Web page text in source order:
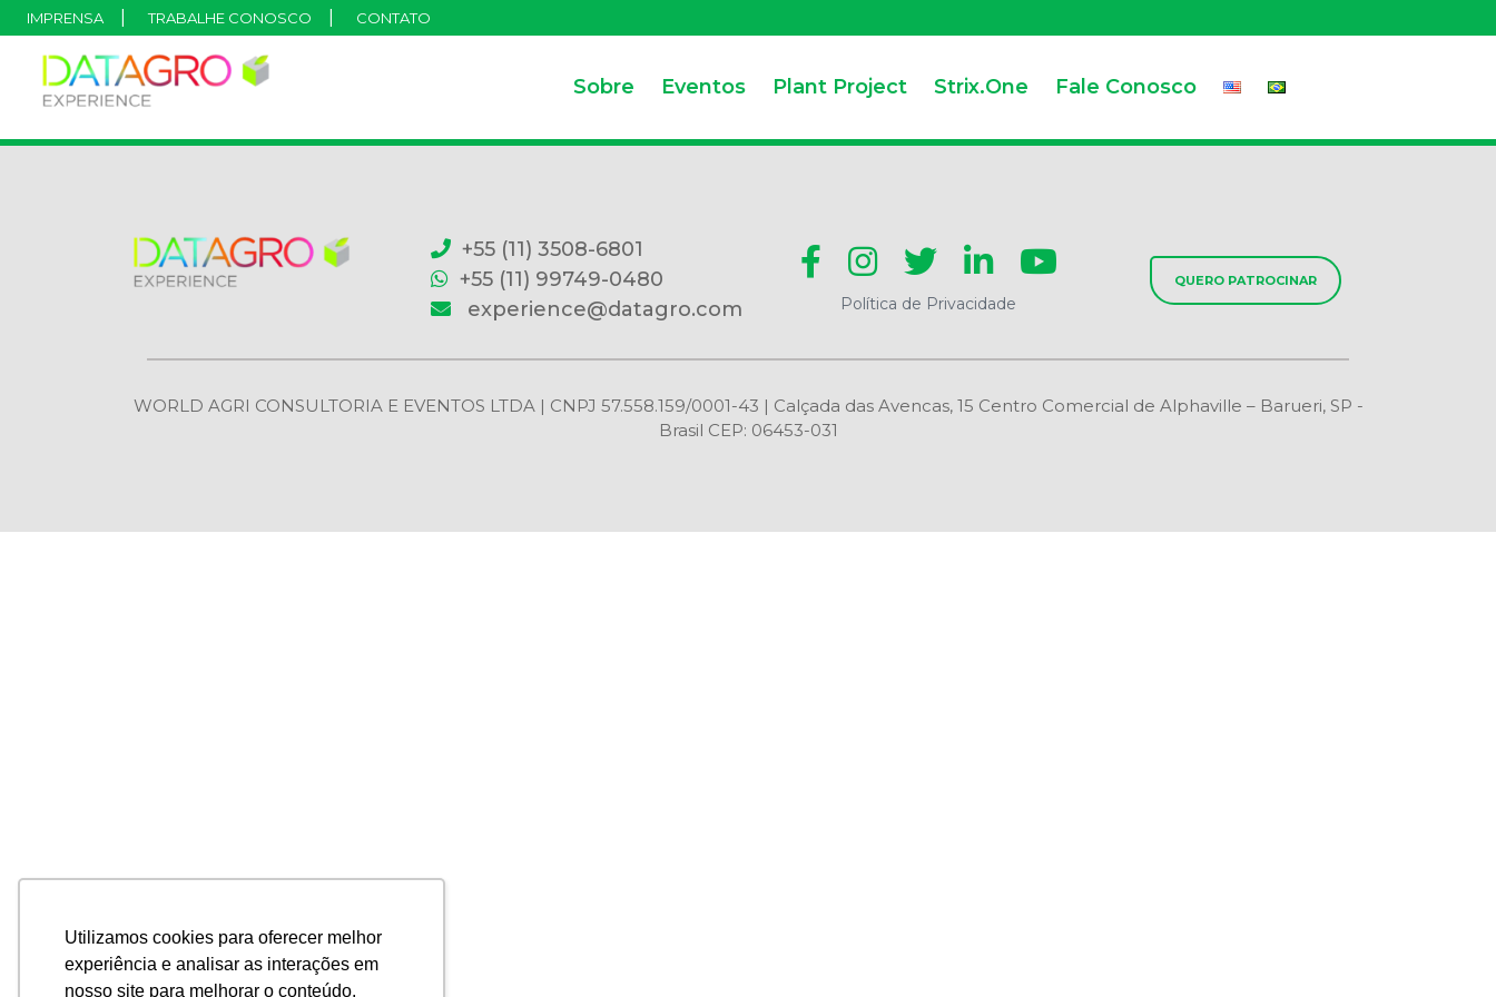
Utilizamos cookies para oferecer melhor
experiência e analisar as interações em
nosso site para melhorar o conteúdo.
IMPRENSA TRABALHE CONOSCO CONTATO
Sobre Eventos Plant Project Strix.One Fale Conosco
+55 (11) 3508-6801
+55 (11) 99749-0480
experience@datagro.com
Política de Privacidade
QUERO PATROCINAR
WORLD AGRI CONSULTORIA E EVENTOS LTDA | CNPJ 57.558.159/0001-43 | Calçada das Avencas, 15 Centro Comercial de Alphaville – Barueri, SP -
Brasil CEP: 06453-031